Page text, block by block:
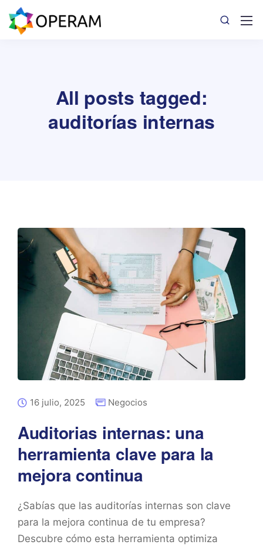
All posts tagged:
auditorías internas
16 julio, 2025 Negocios
Auditorias internas: una
herramienta clave para la
mejora continua
¿Sabías que las auditorías internas son clave
para la mejora continua de tu empresa?
Descubre cómo esta herramienta optimiza